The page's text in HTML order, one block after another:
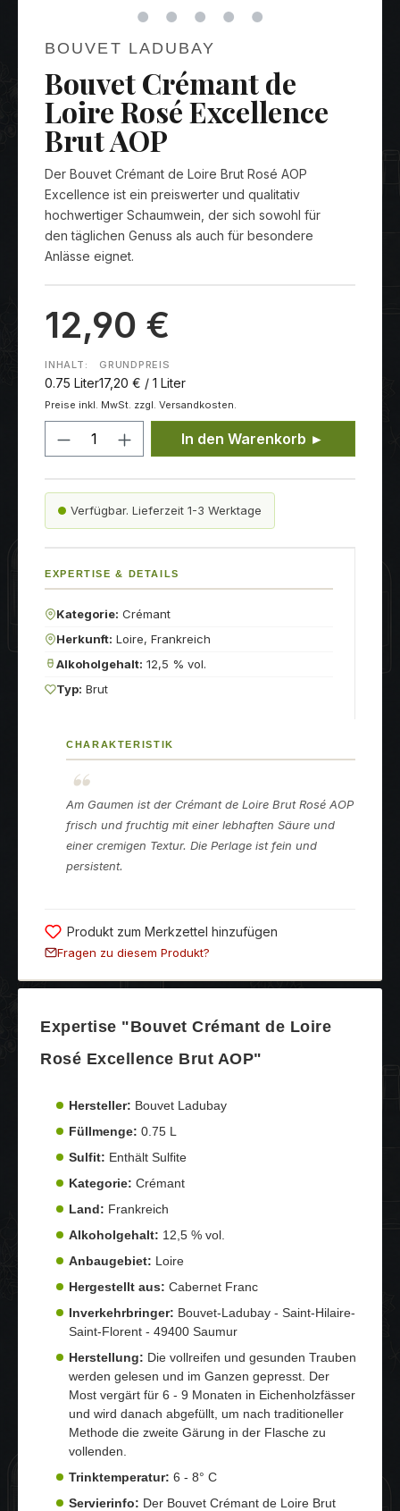
BOUVET LADUBAY
Bouvet Crémant de
Loire Rosé Excellence
Brut AOP
Der Bouvet Crémant de Loire Brut Rosé AOP
Excellence ist ein preiswerter und qualitativ
hochwertiger Schaumwein, der sich sowohl für
den täglichen Genuss als auch für besondere
Anlässe eignet.
12,90 €
INHALT:
0.75 Liter
GRUNDPREIS
17,20 € / 1 Liter
Preise inkl. MwSt. zzgl. Versandkosten.
Produkt Anzahl: Gib den
In den Warenkorb ►
Verfügbar. Lieferzeit 1-3 Werktage
EXPERTISE & DETAILS
Kategorie: Crémant
Herkunft: Loire, Frankreich
Alkoholgehalt: 12,5 % vol.
Typ: Brut
CHARAKTERISTIK
Am Gaumen ist der Crémant de Loire Brut Rosé AOP
frisch und fruchtig mit einer lebhaften Säure und
einer cremigen Textur. Die Perlage ist fein und
persistent.
Produkt zum Merkzettel hinzufügen
Fragen zu diesem Produkt?
Expertise "Bouvet Crémant de Loire
Rosé Excellence Brut AOP"
Hersteller: Bouvet Ladubay
Füllmenge: 0.75 L
Sulfit: Enthält Sulfite
Kategorie: Crémant
Land: Frankreich
Alkoholgehalt: 12,5 % vol.
Anbaugebiet: Loire
Hergestellt aus: Cabernet Franc
Inverkehrbringer: Bouvet-Ladubay - Saint-Hilaire-
Saint-Florent - 49400 Saumur
Herstellung: Die vollreifen und gesunden Trauben
werden gelesen und im Ganzen gepresst. Der
Most vergärt für 6 - 9 Monaten in Eichenholzfässer
und wird danach abgefüllt, um nach traditioneller
Methode die zweite Gärung in der Flasche zu
vollenden.
Trinktemperatur: 6 - 8° C
Servierinfo: Der Bouvet Crémant de Loire Brut